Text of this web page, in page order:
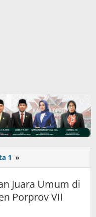
1 »
Minta
Juara
Umum
Juara Umum di
Porprov VII